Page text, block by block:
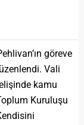
göreve
Vali
kamu
Kuruluşu